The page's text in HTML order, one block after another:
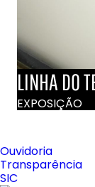
LINHA DO
EXPOSIÇÃO
Ouvidoria
Transparência
SIC